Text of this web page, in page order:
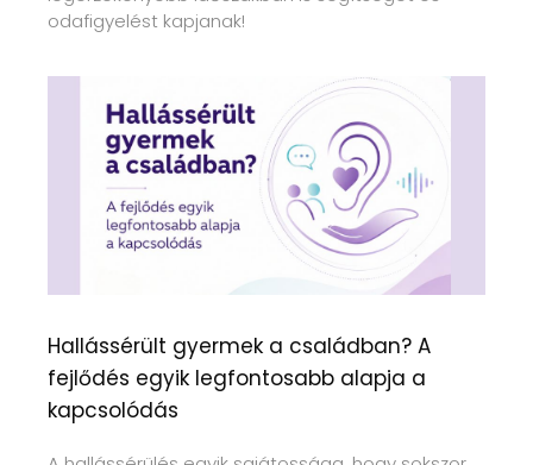
odafigyelést kapjanak!
Hallássérült gyermek a családban? A
fejlődés egyik legfontosabb alapja a
kapcsolódás